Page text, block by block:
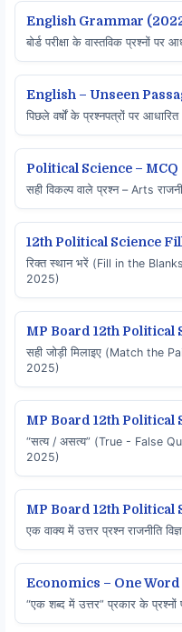
English Grammar
बोर्ड परीक्षा के वास्तविक प्रश्नों पर
English – Unseen
पिछले वर्षों के प्रश्नपत्रों पर
Political Science – MCQ
सही विकल्प वाले प्रश्न – Arts
12th Political Science
रिक्त स्थान भरें (Fill in the
2025)
MP Board 12th Political
सही जोड़ी मिलाइए (Match the
2025)
MP Board 12th Political
“सत्य / असत्य” (True - False
2025)
MP Board 12th Political
एक वाक्य में उत्तर प्रश्न राजनीति
Economics – One
“एक शब्द में उत्तर” प्रकार के